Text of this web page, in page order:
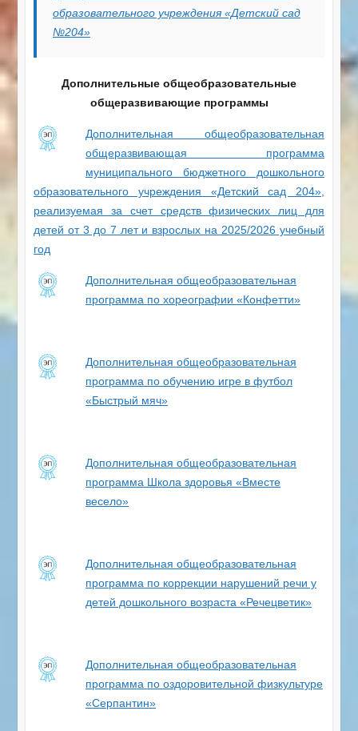
образовательного учреждения «Детский сад
№204»
Дополнительные общеобразовательные
общеразвивающие программы
Дополнительная общеобразовательная
общеразвивающая программа
муниципального бюджетного дошкольного
образовательного учреждения «Детский сад 204»,
реализуемая за счет средств физических лиц для
детей от 3 до 7 лет и взрослых на 2025/2026 учебный
год
Дополнительная общеобразовательная
программа по хореографии «Конфетти»
Дополнительная общеобразовательная
программа по обучению игре в футбол
«Быстрый мяч»
Дополнительная общеобразовательная
программа Школа здоровья «Вместе
весело»
Дополнительная общеобразовательная
программа по коррекции нарушений речи у
детей дошкольного возраста «Речецветик»
Дополнительная общеобразовательная
программа по оздоровительной физкультуре
«Серпантин»